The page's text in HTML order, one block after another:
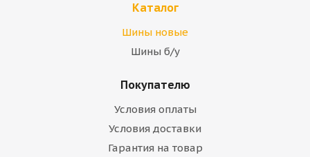
Каталог
Шины новые
Шины б/у
Покупателю
Условия оплаты
Условия доставки
Гарантия на товар